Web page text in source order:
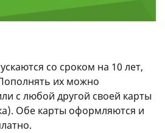
со сроком на 10 лет,
их можно
с любой другой своей карты
Обе карты оформляются и